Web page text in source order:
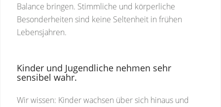
Balance bringen. Stimmliche und körperliche
Besonderheiten sind keine Seltenheit in frühen
Lebensjahren.
Kinder und Jugendliche nehmen sehr
sensibel wahr.
Wir wissen: Kinder wachsen über sich hinaus und